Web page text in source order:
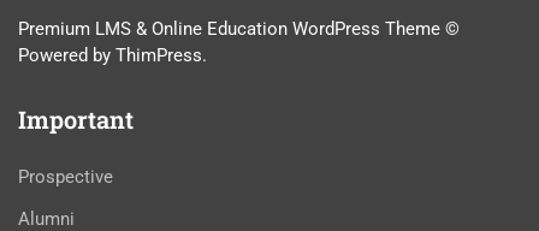
Premium LMS & Online Education WordPress Theme ©
Powered by ThimPress.
Important
Prospective
Alumni